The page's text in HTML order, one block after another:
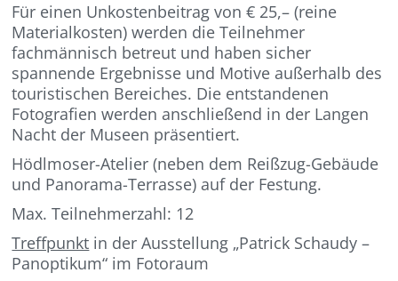
Für einen Unkostenbeitrag von € 25,– (reine
Materialkosten) werden die Teilnehmer
fachmännisch betreut und haben sicher
spannende Ergebnisse und Motive außerhalb des
touristischen Bereiches. Die entstandenen
Fotografien werden anschließend in der Langen
Nacht der Museen präsentiert.
Hödlmoser-Atelier (neben dem Reißzug-Gebäude
und Panorama-Terrasse) auf der Festung.
Max. Teilnehmerzahl: 12
Treffpunkt in der Ausstellung „Patrick Schaudy –
Panoptikum“ im Fotoraum